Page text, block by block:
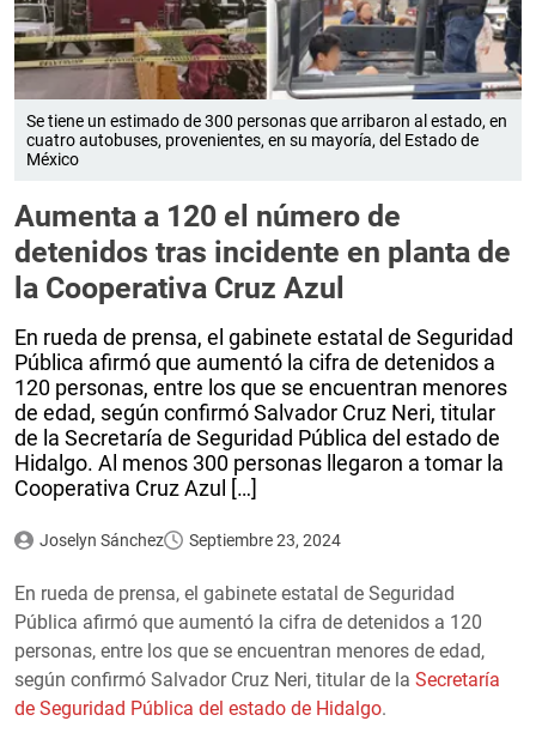
Se tiene un estimado de 300 personas que arribaron al estado, en
cuatro autobuses, provenientes, en su mayoría, del Estado de
México
Aumenta a 120 el número de
detenidos tras incidente en planta de
la Cooperativa Cruz Azul
En rueda de prensa, el gabinete estatal de Seguridad
Pública afirmó que aumentó la cifra de detenidos a
120 personas, entre los que se encuentran menores
de edad, según confirmó Salvador Cruz Neri, titular
de la Secretaría de Seguridad Pública del estado de
Hidalgo. Al menos 300 personas llegaron a tomar la
Cooperativa Cruz Azul […]
Joselyn Sánchez Septiembre 23, 2024
En rueda de prensa, el gabinete estatal de Seguridad
Pública afirmó que aumentó la cifra de detenidos a 120
personas, entre los que se encuentran menores de edad,
según confirmó Salvador Cruz Neri, titular de la Secretaría
de Seguridad Pública del estado de Hidalgo.